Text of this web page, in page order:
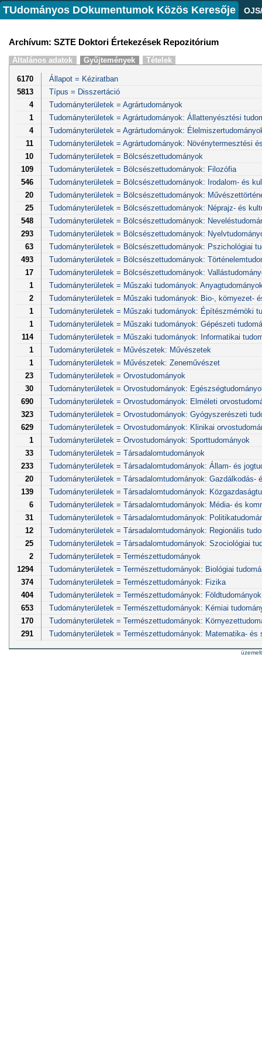
TUdományos DOkumentumok Közös Keresője
Archívum: SZTE Doktori Értekezések Repozitórium
Általános adatok Gyűjtemények Tételek
6170
Állapot = Kéziratban
5813
Típus = Disszertáció
4
Tudományterületek = Agrártudományok
1
Tudományterületek = Agrártudományok: Állattenyésztési
4
Tudományterületek = Agrártudományok:
11
Tudományterületek = Agrártudományok: Növénytermesztési
10
Tudományterületek = Bölcsészettudományok
109
Tudományterületek = Bölcsészettudományok: Filozófia
546
Tudományterületek = Bölcsészettudományok: Irodalom- és
20
Tudományterületek = Bölcsészettudományok:
25
Tudományterületek = Bölcsészettudományok: Néprajz- és
548
Tudományterületek = Bölcsészettudományok:
293
Tudományterületek = Bölcsészettudományok:
63
Tudományterületek = Bölcsészettudományok: Pszichológiai
493
Tudományterületek = Bölcsészettudományok:
17
Tudományterületek = Bölcsészettudományok:
1
Tudományterületek = Műszaki tudományok:
2
Tudományterületek = Műszaki tudományok: Bio-, környezet-
1
Tudományterületek = Műszaki tudományok: Építészmérnöki
1
Tudományterületek = Műszaki tudományok: Gépészeti
114
Tudományterületek = Műszaki tudományok: Informatikai
1
Tudományterületek = Művészetek: Művészetek
1
Tudományterületek = Művészetek: Zeneművészet
23
Tudományterületek = Orvostudományok
30
Tudományterületek = Orvostudományok:
690
Tudományterületek = Orvostudományok: Elméleti
323
Tudományterületek = Orvostudományok: Gyógyszerészeti
629
Tudományterületek = Orvostudományok: Klinikai
1
Tudományterületek = Orvostudományok: Sporttudományok
33
Tudományterületek = Társadalomtudományok
233
Tudományterületek = Társadalomtudományok: Állam- és
20
Tudományterületek = Társadalomtudományok: Gazdálkodás-
139
Tudományterületek = Társadalomtudományok:
6
Tudományterületek = Társadalomtudományok: Média- és
31
Tudományterületek = Társadalomtudományok:
12
Tudományterületek = Társadalomtudományok: Regionális
25
Tudományterületek = Társadalomtudományok: Szociológiai
2
Tudományterületek = Természettudományok
1294
Tudományterületek = Természettudományok: Biológiai
374
Tudományterületek = Természettudományok: Fizika
404
Tudományterületek = Természettudományok: Földtudományok
653
Tudományterületek = Természettudományok: Kémiai
170
Tudományterületek = Természettudományok:
291
Tudományterületek = Természettudományok: Matematika- és